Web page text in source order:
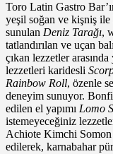
Toro Latin Gastro
yeşil soğan ve kişniş
sunulan Deniz Tarağı,
tatlandırılan ve uçan
çıkan lezzetler
lezzetleri karidesli
Rainbow Roll, özenle
deneyim sunuyor.
edilen el yapımı Lomo
istemeyeceğiniz
Achiote Kimchi
edilerek, karnabahar